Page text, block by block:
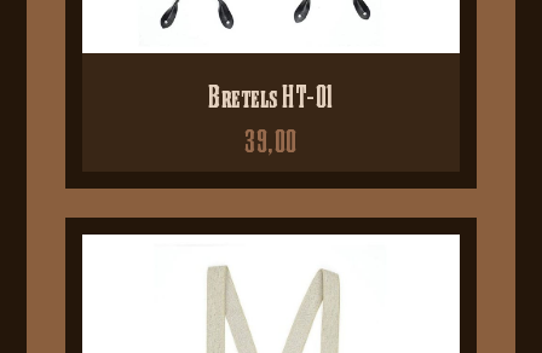
Bretels HT-01
39,00